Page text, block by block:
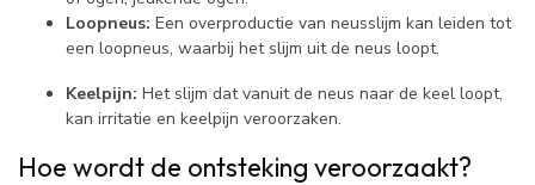
Loopneus: Een overproductie van neusslijm kan leiden tot
een loopneus, waarbij het slijm uit de neus loopt.
Keelpijn: Het slijm dat vanuit de neus naar de keel loopt,
kan irritatie en keelpijn veroorzaken.
Hoe wordt de ontsteking veroorzaakt?